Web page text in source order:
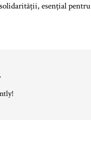
esențial pentru